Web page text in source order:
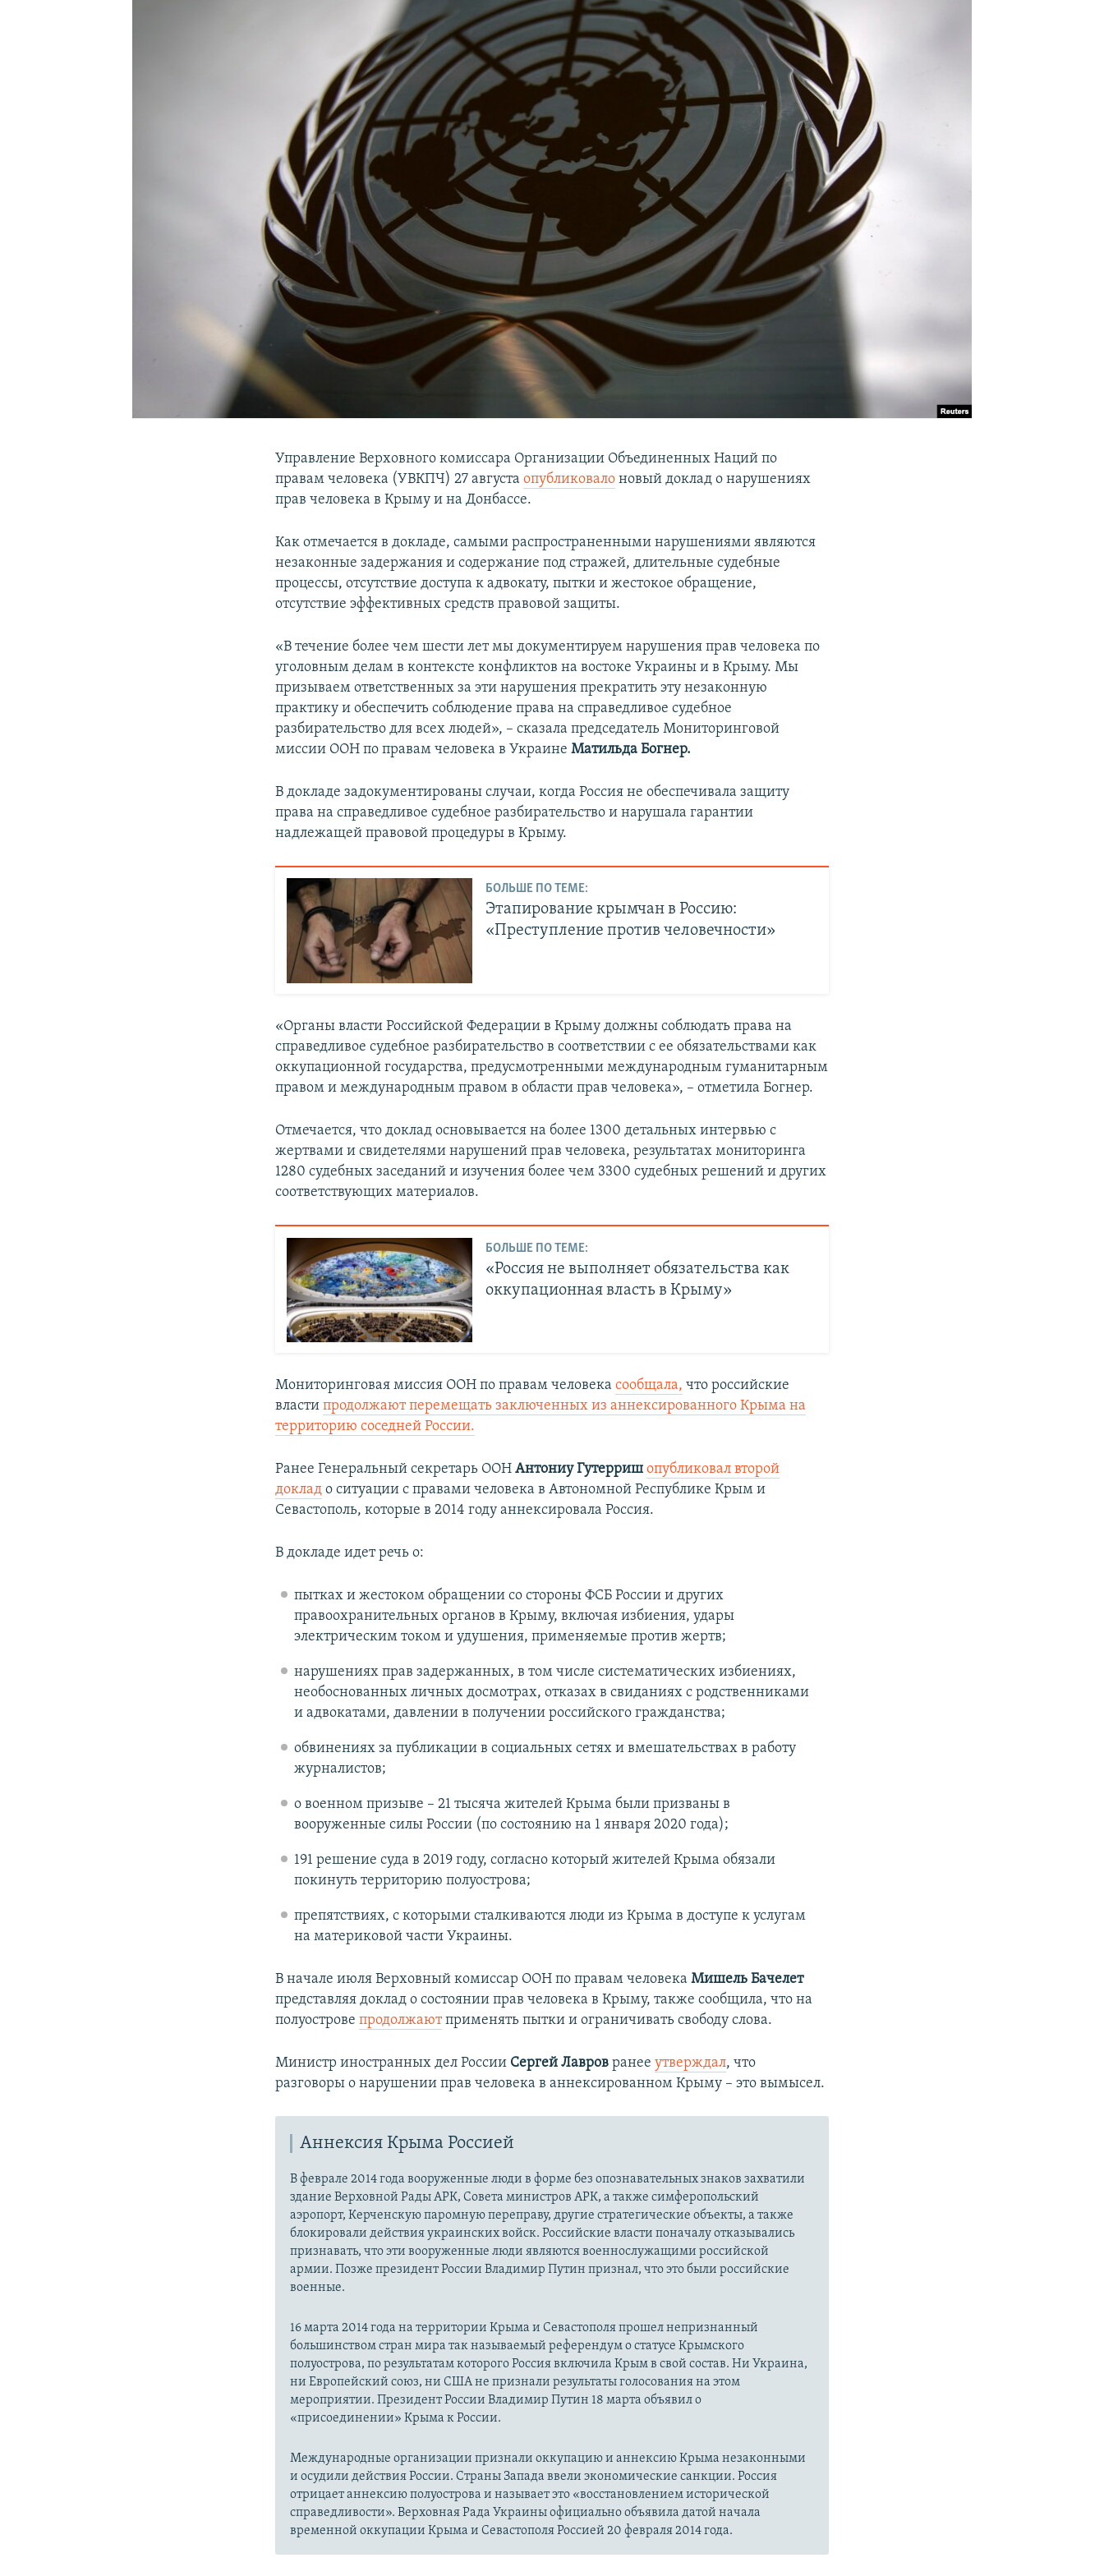
Управление Верховного комиссара Организации Объединенных Наций по
правам человека (УВКПЧ) 27 августаопубликовало новый доклад о нарушениях
прав человека в Крыму и на Донбассе.
Как отмечается в докладе, самыми распространенными нарушениями являются
незаконные задержания и содержание под стражей, длительные судебные
процессы, отсутствие доступа к адвокату, пытки и жестокое обращение,
отсутствие эффективных средств правовой защиты.
«В течение более чем шести лет мы документируем нарушения прав человека по
уголовным делам в контексте конфликтов на востоке Украины и в Крыму. Мы
призываем ответственных за эти нарушения прекратить эту незаконную
практику и обеспечить соблюдение права на справедливое судебное
разбирательство для всех людей», – сказала председатель Мониторинговой
миссии ООН по правам человека в УкраинеМатильда Богнер.
В докладе задокументированы случаи, когда Россия не обеспечивала защиту
права на справедливое судебное разбирательство и нарушала гарантии
надлежащей правовой процедуры в Крыму.
БОЛЬШЕ ПО ТЕМЕ:
Этапирование крымчан в Россию:
«Преступление против человечности»
«Органы власти Российской Федерации в Крыму должны соблюдать права на
справедливое судебное разбирательство в соответствии с ее обязательствами как
оккупационной государства, предусмотренными международным гуманитарным
правом и международным правом в области прав человека», – отметила Богнер.
Отмечается, что доклад основывается на более 1300 детальных интервью с
жертвами и свидетелями нарушений прав человека, результатах мониторинга
1280 судебных заседаний и изучения более чем 3300 судебных решений и других
соответствующих материалов.
БОЛЬШЕ ПО ТЕМЕ:
«Россия не выполняет обязательства как
оккупационная власть в Крыму»
Мониторинговая миссия ООН по правам человекасообщала, что российские
властипродолжают перемещать заключенных из аннексированного Крыма на
территорию соседней России.
Ранее Генеральный секретарь ООНАнтониу Гутерришопубликовал второй
доклад о ситуации с правами человека в Автономной Республике Крым и
Севастополь, которые в 2014 году аннексировала Россия.
В докладе идет речь о:
пытках и жестоком обращении со стороны ФСБ России и других
правоохранительных органов в Крыму, включая избиения, удары
электрическим током и удушения, применяемые против жертв;
нарушениях прав задержанных, в том числе систематических избиениях,
необоснованных личных досмотрах, отказах в свиданиях с родственниками
и адвокатами, давлении в получении российского гражданства;
обвинениях за публикации в социальных сетях и вмешательствах в работу
журналистов;
о военном призыве – 21 тысяча жителей Крыма были призваны в
вооруженные силы России (по состоянию на 1 января 2020 года);
191 решение суда в 2019 году, согласно который жителей Крыма обязали
покинуть территорию полуострова;
препятствиях, с которыми сталкиваются люди из Крыма в доступе к услугам
на материковой части Украины.
В начале июля Верховный комиссар ООН по правам человека Мишель Бачелет
представляя доклад о состоянии прав человека в Крыму, также сообщила, что на
полуостровепродолжаютприменять пытки и ограничивать свободу слова.
Министр иностранных дел России Сергей Лавров ранееутверждал, что
разговоры о нарушении прав человека в аннексированном Крыму – это вымысел.
Аннексия Крыма Россией
В феврале 2014 года вооруженные люди в форме без опознавательных знаков захватили
здание Верховной Рады АРК, Совета министров АРК, а также симферопольский
аэропорт, Керченскую паромную переправу, другие стратегические объекты, а также
блокировали действия украинских войск. Российские власти поначалу отказывались
признавать, что эти вооруженные люди являются военнослужащими российской
армии. Позже президент России Владимир Путин признал, что это были российские
военные.
16 марта 2014 года на территории Крыма и Севастополя прошел непризнанный
большинством стран мира так называемый референдум о статусе Крымского
полуострова, по результатам которого Россия включила Крым в свой состав. Ни Украина,
ни Европейский союз, ни США не признали результаты голосования на этом
мероприятии. Президент России Владимир Путин 18 марта объявил о
«присоединении» Крыма к России.
Международные организации признали оккупацию и аннексию Крыма незаконными
и осудили действия России. Страны Запада ввели экономические санкции. Россия
отрицает аннексию полуострова и называет это «восстановлением исторической
справедливости». Верховная Рада Украины официально объявила датой начала
временной оккупации Крыма и Севастополя Россией 20 февраля 2014 года.